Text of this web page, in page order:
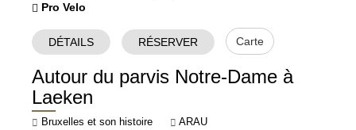
Pro Velo
DÉTAILS RÉSERVER Carte
Autour du parvis Notre-Dame à
Laeken
Bruxelles et son histoire ARAU